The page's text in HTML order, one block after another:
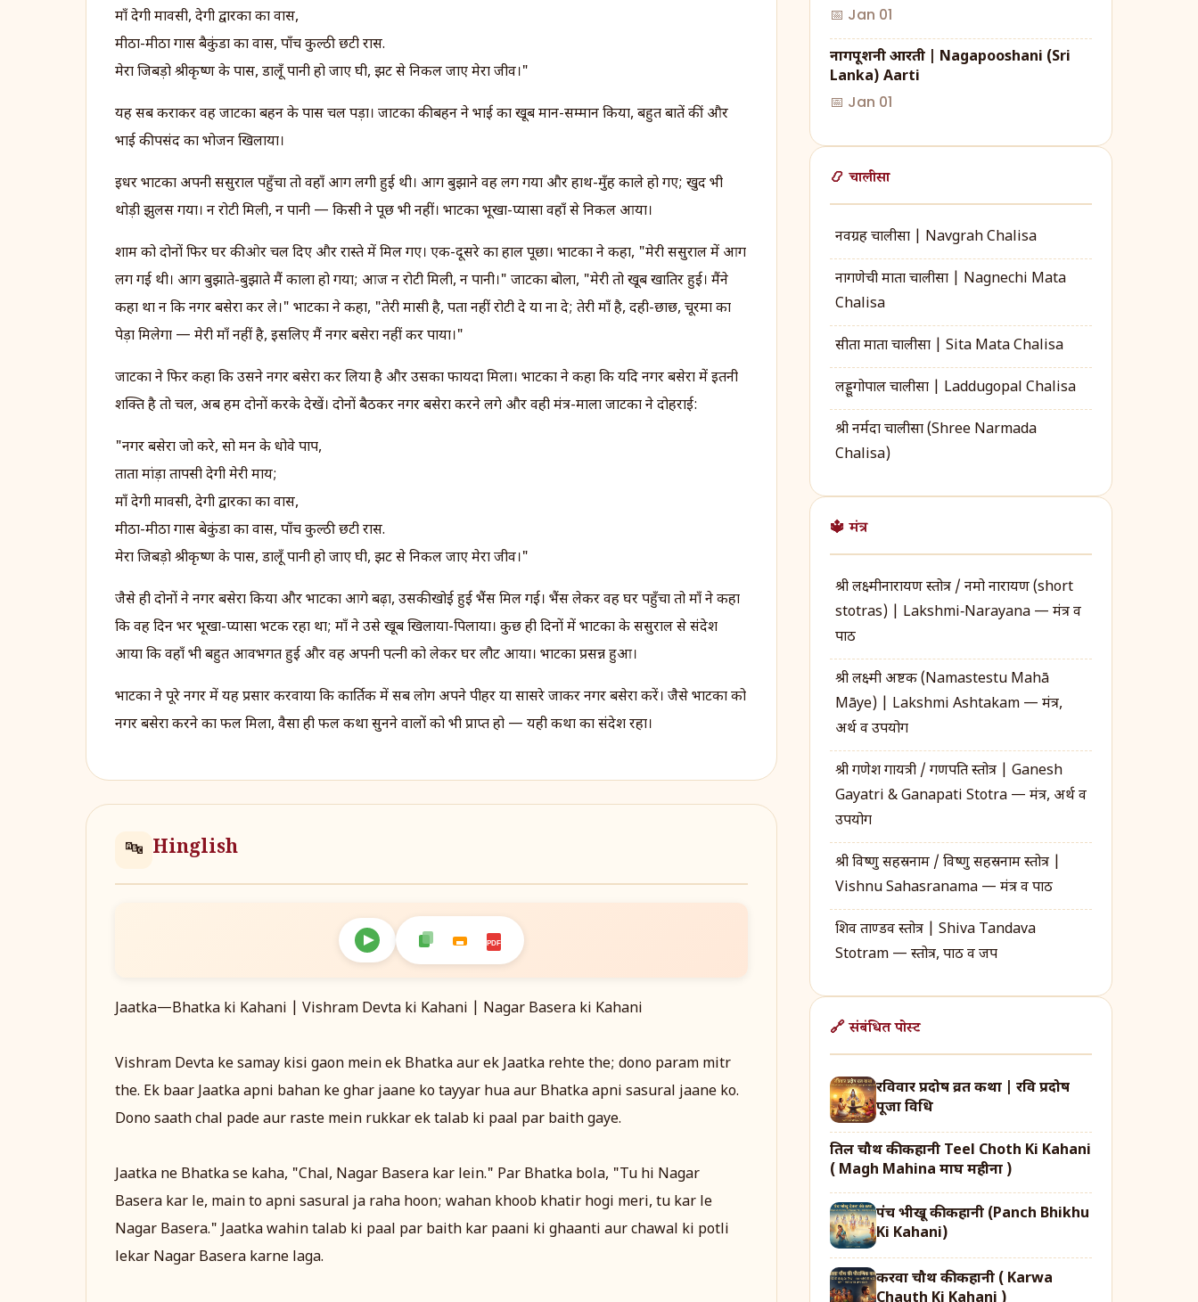
माँ देगी मावसी, देगी द्वारका का वास,
मीठा-मीठा गास बैकुंडा का वास, पाँच कुल्ठी छटी रास.
मेरा जिबड़ो श्रीकृष्ण के पास, डालूँ पानी हो जाए घी, झट से निकल जाए मेरा जीव।"
यह सब कराकर वह जाटका बहन के पास चल पड़ा। जाटका की बहन ने भाई का खूब मान-सम्मान किया, बहुत बातें कीं और
भाई की पसंद का भोजन खिलाया।
इधर भाटका अपनी ससुराल पहुँचा तो वहाँ आग लगी हुई थी। आग बुझाने वह लग गया और हाथ-मुँह काले हो गए; खुद भी
थोड़ी झुलस गया। न रोटी मिली, न पानी — किसी ने पूछ भी नहीं। भाटका भूखा-प्यासा वहाँ से निकल आया।
शाम को दोनों फिर घर की ओर चल दिए और रास्ते में मिल गए। एक-दूसरे का हाल पूछा। भाटका ने कहा, "मेरी ससुराल में आग
लग गई थी। आग बुझाते-बुझाते मैं काला हो गया; आज न रोटी मिली, न पानी।" जाटका बोला, "मेरी तो खूब खातिर हुई। मैंने
कहा था न कि नगर बसेरा कर ले।" भाटका ने कहा, "तेरी मासी है, पता नहीं रोटी दे या ना दे; तेरी माँ है, दही-छाछ, चूरमा का
पेड़ा मिलेगा — मेरी माँ नहीं है, इसलिए मैं नगर बसेरा नहीं कर पाया।"
जाटका ने फिर कहा कि उसने नगर बसेरा कर लिया है और उसका फायदा मिला। भाटका ने कहा कि यदि नगर बसेरा में इतनी
शक्ति है तो चल, अब हम दोनों करके देखें। दोनों बैठकर नगर बसेरा करने लगे और वही मंत्र-माला जाटका ने दोहराई:
"नगर बसेरा जो करे, सो मन के धोवे पाप,
ताता मांड़ा तापसी देगी मेरी माय;
माँ देगी मावसी, देगी द्वारका का वास,
मीठा-मीठा गास बेकुंडा का वास, पाँच कुल्ठी छटी रास.
मेरा जिबड़ो श्रीकृष्ण के पास, डालूँ पानी हो जाए घी, झट से निकल जाए मेरा जीव।"
जैसे ही दोनों ने नगर बसेरा किया और भाटका आगे बढ़ा, उसकी खोई हुई भैंस मिल गई। भैंस लेकर वह घर पहुँचा तो माँ ने कहा
कि वह दिन भर भूखा-प्यासा भटक रहा था; माँ ने उसे खूब खिलाया-पिलाया। कुछ ही दिनों में भाटका के ससुराल से संदेश
आया कि वहाँ भी बहुत आवभगत हुई और वह अपनी पत्नी को लेकर घर लौट आया। भाटका प्रसन्न हुआ।
भाटका ने पूरे नगर में यह प्रसार करवाया कि कार्तिक में सब लोग अपने पीहर या सासरे जाकर नगर बसेरा करें। जैसे भाटका को
नगर बसेरा करने का फल मिला, वैसा ही फल कथा सुनने वालों को भी प्राप्त हो — यही कथा का संदेश रहा।
🔤 Hinglish
PDF
Jaatka—Bhatka ki Kahani | Vishram Devta ki Kahani | Nagar Basera ki Kahani
Vishram Devta ke samay kisi gaon mein ek Bhatka aur ek Jaatka rehte the; dono param mitr
the. Ek baar Jaatka apni bahan ke ghar jaane ko tayyar hua aur Bhatka apni sasural jaane ko.
Dono saath chal pade aur raste mein rukkar ek talab ki paal par baith gaye.
Jaatka ne Bhatka se kaha, "Chal, Nagar Basera kar lein." Par Bhatka bola, "Tu hi Nagar
Basera kar le, main to apni sasural ja raha hoon; wahan khoob khatir hogi meri, tu kar le
Nagar Basera." Jaatka wahin talab ki paal par baith kar paani ki ghaanti aur chawal ki potli
lekar Nagar Basera karne laga.
📅 Jan 01
नागपूशनी आरती | Nagapooshani (Sri
Lanka) Aarti
📅 Jan 01
📿 चालीसा
नवग्रह चालीसा | Navgrah Chalisa
नागणेची माता चालीसा | Nagnechi Mata
Chalisa
सीता माता चालीसा | Sita Mata Chalisa
लड्डूगोपाल चालीसा | Laddugopal Chalisa
श्री नर्मदा चालीसा (Shree Narmada
Chalisa)
🔱 मंत्र
श्री लक्ष्मीनारायण स्तोत्र / नमो नारायण (short
stotras) | Lakshmi‑Narayana — मंत्र व
पाठ
श्री लक्ष्मी अष्टक (Namastestu Mahā
Māye) | Lakshmi Ashtakam — मंत्र,
अर्थ व उपयोग
श्री गणेश गायत्री / गणपति स्तोत्र | Ganesh
Gayatri & Ganapati Stotra — मंत्र, अर्थ व
उपयोग
श्री विष्णु सहस्रनाम / विष्णु सहस्रनाम स्तोत्र |
Vishnu Sahasranama — मंत्र व पाठ
शिव ताण्डव स्तोत्र | Shiva Tandava
Stotram — स्तोत्र, पाठ व जप
🔗 संबंधित पोस्ट
रविवार प्रदोष व्रत कथा | रवि प्रदोष
पूजा विधि
तिल चौथ की कहानी Teel Choth Ki Kahani
( Magh Mahina माघ महीना )
पंच भीखू की कहानी (Panch Bhikhu
Ki Kahani)
करवा चौथ की कहानी ( Karwa